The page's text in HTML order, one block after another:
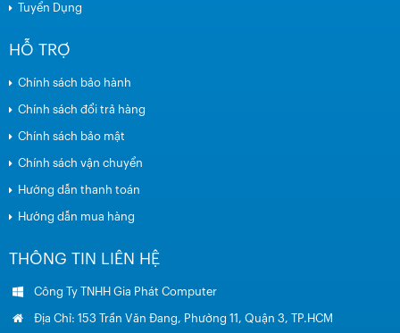
Tuyển Dụng
HỖ TRỢ
Chính sách bảo hành
Chính sách đổi trả hàng
Chính sách bảo mật
Chính sách vận chuyển
Hướng dẫn thanh toán
Hướng dẫn mua hàng
THÔNG TIN LIÊN HỆ
Công Ty TNHH Gia Phát Computer
Địa Chỉ: 153 Trần Văn Đang, Phường 11, Quận 3, TP.HCM